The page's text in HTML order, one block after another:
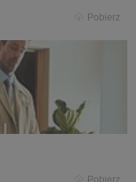
Pobierz
Pobierz